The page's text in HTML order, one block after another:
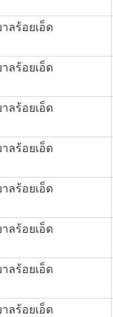
ลร้อยเอ็ด
ลร้อยเอ็ด
ลร้อยเอ็ด
ลร้อยเอ็ด
ลร้อยเอ็ด
ลร้อยเอ็ด
ลร้อยเอ็ด
ลร้อยเอ็ด